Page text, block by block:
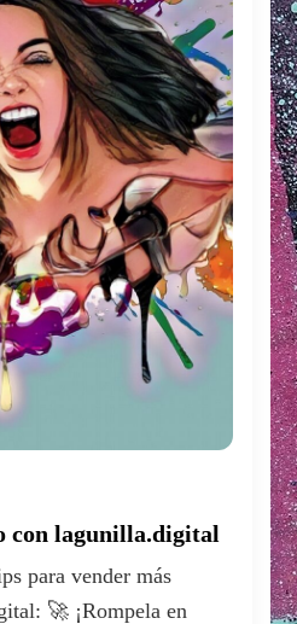
con lagunilla.digital
para vender más
🚀 ¡Rompela en